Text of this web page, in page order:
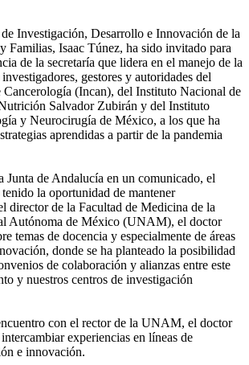
Investigación, Desarrollo e Innovación de la
Familias, Isaac Túnez, ha sido invitado para
de la secretaría que lidera en el manejo de la
gestores y autoridades del
(Incan), del Instituto Nacional de
Salvador Zubirán y del Instituto
y Neurocirugía de México, a los que ha
aprendidas a partir de la pandemia
Junta de Andalucía en un comunicado, el
la oportunidad de mantener
director de la Facultad de Medicina de la
Autónoma de México (UNAM), el doctor
temas de docencia y especialmente de áreas
donde se ha planteado la posibilidad
de colaboración y alianzas entre este
y nuestros centros de investigación
con el rector de la UNAM, el doctor
experiencias en líneas de
e innovación.